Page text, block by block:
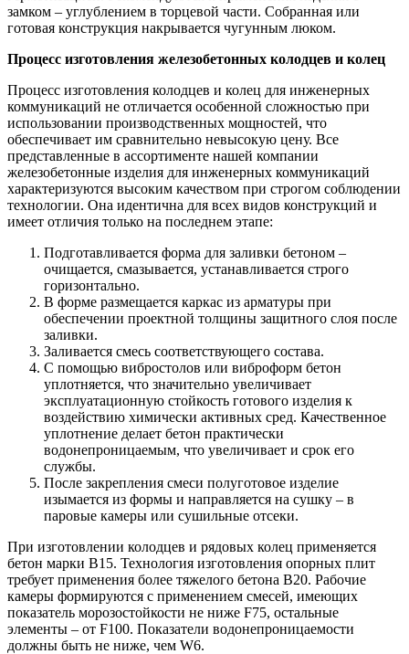
замком – углублением в торцевой части. Собранная или
готовая конструкция накрывается чугунным люком.
Процесс изготовления железобетонных колодцев и колец
Процесс изготовления колодцев и колец для инженерных
коммуникаций не отличается особенной сложностью при
использовании производственных мощностей, что
обеспечивает им сравнительно невысокую цену. Все
представленные в ассортименте нашей компании
железобетонные изделия для инженерных коммуникаций
характеризуются высоким качеством при строгом соблюдении
технологии. Она идентична для всех видов конструкций и
имеет отличия только на последнем этапе:
Подготавливается форма для заливки бетоном –
очищается, смазывается, устанавливается строго
горизонтально.
В форме размещается каркас из арматуры при
обеспечении проектной толщины защитного слоя после
заливки.
Заливается смесь соответствующего состава.
С помощью вибростолов или виброформ бетон
уплотняется, что значительно увеличивает
эксплуатационную стойкость готового изделия к
воздействию химически активных сред. Качественное
уплотнение делает бетон практически
водонепроницаемым, что увеличивает и срок его
службы.
После закрепления смеси полуготовое изделие
изымается из формы и направляется на сушку – в
паровые камеры или сушильные отсеки.
При изготовлении колодцев и рядовых колец применяется
бетон марки В15. Технология изготовления опорных плит
требует применения более тяжелого бетона В20. Рабочие
камеры формируются с применением смесей, имеющих
показатель морозостойкости не ниже F75, остальные
элементы – от F100. Показатели водонепроницаемости
должны быть не ниже, чем W6.